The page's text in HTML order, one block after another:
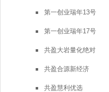
第一创业瑞年13号
第一创业瑞年17号
共盈大岩量化绝对
共盈合源新经济
共盈慧利优选